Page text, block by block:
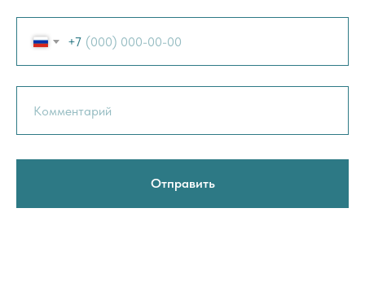
+7
Отправить